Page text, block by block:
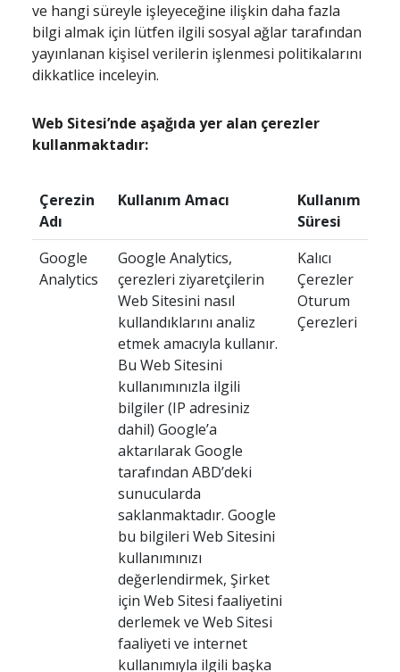
ve hangi süreyle işleyeceğine ilişkin daha fazla
bilgi almak için lütfen ilgili sosyal ağlar tarafından
yayınlanan kişisel verilerin işlenmesi politikalarını
dikkatlice inceleyin.
Web Sitesi’nde aşağıda yer alan çerezler
kullanmaktadır:
Çerezin
Adı
Kullanım Amacı
Kullanım
Süresi
Google
Analytics
Google Analytics,
çerezleri ziyaretçilerin
Web Sitesini nasıl
kullandıklarını analiz
etmek amacıyla kullanır.
Bu Web Sitesini
kullanımınızla ilgili
bilgiler (IP adresiniz
dahil) Google’a
aktarılarak Google
tarafından ABD’deki
sunucularda
saklanmaktadır. Google
bu bilgileri Web Sitesini
kullanımınızı
değerlendirmek, Şirket
için Web Sitesi faaliyetini
derlemek ve Web Sitesi
faaliyeti ve internet
kullanımıyla ilgili başka
Kalıcı
Çerezler
Oturum
Çerezleri